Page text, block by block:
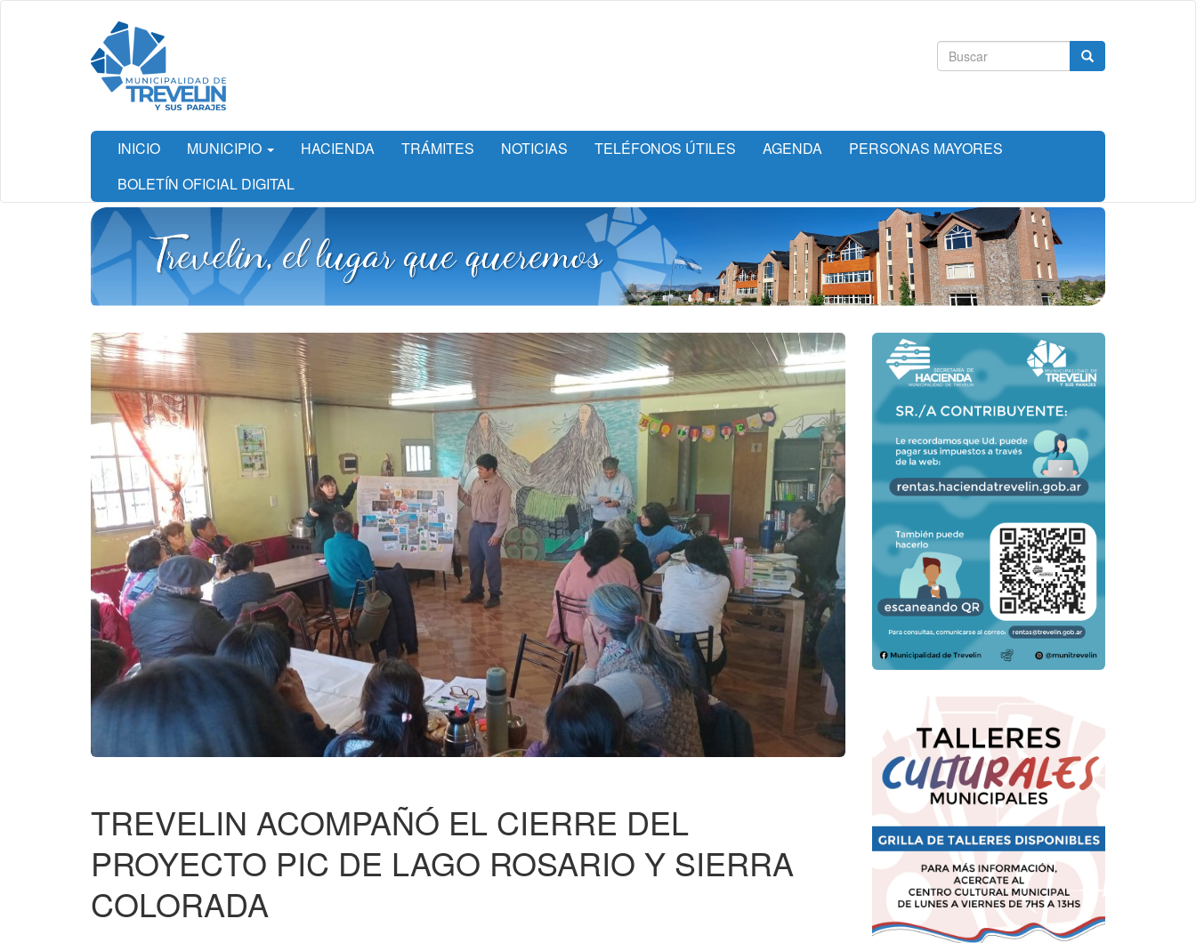
Formulario
búsqueda
INICIO MUNICIPIO HACIENDA TRÁMITES NOTICIAS TELÉFONOS ÚTILES AGENDA
PERSONAS MAYORES
BOLETÍN OFICIAL DIGITAL
TREVELIN ACOMPAÑÓ EL CIERRE DEL
PROYECTO PIC DE LAGO ROSARIO Y SIERRA
COLORADA